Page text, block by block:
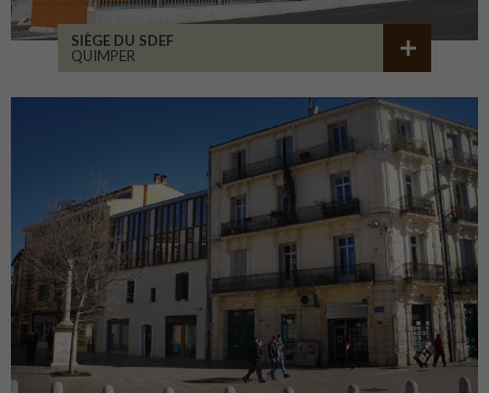
SIÈGE DU SDEF
QUIMPER